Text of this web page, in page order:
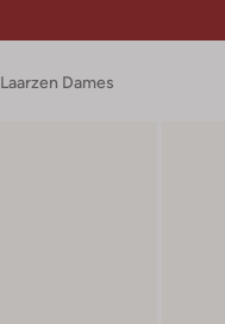
Laarzen Dames